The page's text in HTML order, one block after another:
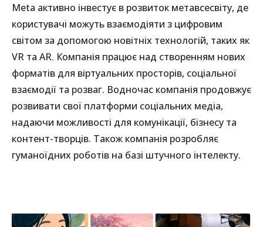
Meta активно інвестує в розвиток метавсесвіту, де
користувачі можуть взаємодіяти з цифровим
світом за допомогою новітніх технологій, таких як
VR та AR. Компанія працює над створенням нових
форматів для віртуальних просторів, соціальної
взаємодії та розваг. Водночас компанія продовжує
розвивати свої платформи соціальних медіа,
надаючи можливості для комунікації, бізнесу та
контент-творців. Також компанія розробляє
гуманоїдних роботів на базі штучного інтелекту.